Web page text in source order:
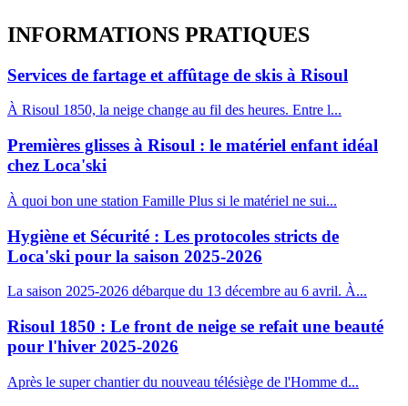
INFORMATIONS PRATIQUES
Services de fartage et affûtage de skis à Risoul
À Risoul 1850, la neige change au fil des heures. Entre l...
Premières glisses à Risoul : le matériel enfant idéal
chez Loca'ski
À quoi bon une station Famille Plus si le matériel ne sui...
Hygiène et Sécurité : Les protocoles stricts de
Loca'ski pour la saison 2025-2026
La saison 2025-2026 débarque du 13 décembre au 6 avril. À...
Risoul 1850 : Le front de neige se refait une beauté
pour l'hiver 2025-2026
Après le super chantier du nouveau télésiège de l'Homme d...